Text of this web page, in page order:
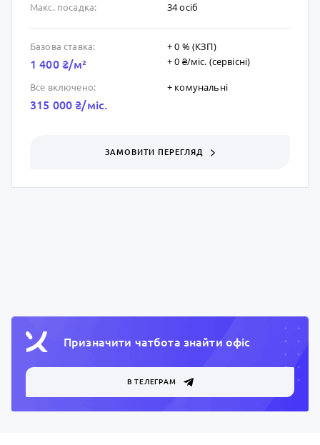
Макс. посадка: 34 осіб
Базова ставка:
1 400 ₴/м²
+ 0 % (КЗП)
+ 0 ₴/мic. (сервісні)
Все включено:
315 000 ₴/мic.
+ комунальні
ЗАМОВИТИ ПЕРЕГЛЯД
Призначити чатбота знайти офiс
В ТЕЛЕГРАМ